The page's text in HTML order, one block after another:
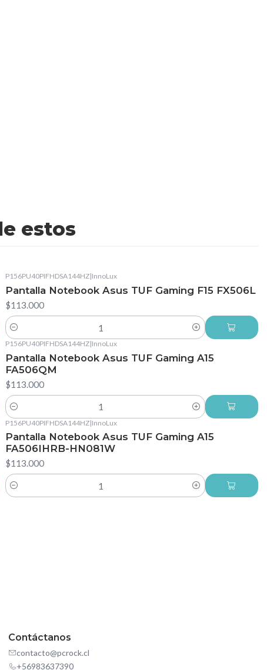
estos
P156PU40PIFHDSA144HZ|InnoLux
Pantalla Notebook Asus TUF Gaming F15 FX506L
$113.000
Cantidad
P156PU40PIFHDSA144HZ|InnoLux
Pantalla Notebook Asus TUF Gaming A15
FA506QM
$113.000
Cantidad
P156PU40PIFHDSA144HZ|InnoLux
Pantalla Notebook Asus TUF Gaming A15
FA506IHRB-HN081W
$113.000
Cantidad
Contáctanos
contacto@pcrock.cl
+56983637390